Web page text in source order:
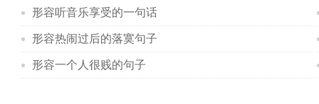
形容听音乐享受的一句话
形容热闹过后的落寞句子
形容一个人很贱的句子